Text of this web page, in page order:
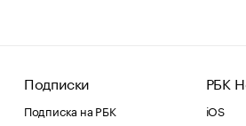
Подписки
Подписка на РБК
РБК
iOS